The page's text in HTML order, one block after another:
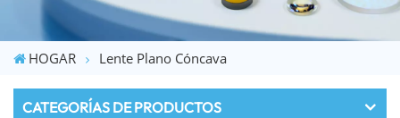
HOGAR Lente Plano Cóncava
CATEGORÍAS DE PRODUCTOS